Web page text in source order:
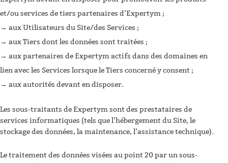
et/ou services de tiers partenaires d’Expertym ;
aux Utilisateurs du Site/des Services ;
aux Tiers dont les données sont traitées ;
aux partenaires de Expertym actifs dans des domaines en
lien avec les Services lorsque le Tiers concerné y consent ;
aux autorités devant en disposer.
Les sous-traitants de Expertym sont des prestataires de
services informatiques (tels que l’hébergement du Site, le
stockage des données, la maintenance, l’assistance technique).
Le traitement des données visées au point 20 par un sous-